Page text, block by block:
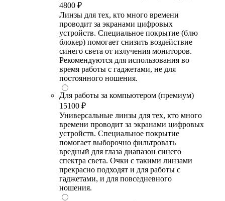
4800 ₽
Линзы для тех, кто много времени
проводит за экранами цифровых
устройств. Специальное покрытие (блю
блокер) помогает снизить воздействие
синего света от излучения мониторов.
Рекомендуются для использования во
время работы с гаджетами, не для
постоянного ношения.
Для работы за компьютером (премиум)
15100 ₽
Универсальные линзы для тех, кто много
времени проводит за экранами цифровых
устройств. Специальное покрытие
помогает выборочно фильтровать
вредный для глаза диапазон синего
спектра света. Очки с такими линзами
прекрасно подходят и для работы с
гаджетами, и для повседневного
ношения.